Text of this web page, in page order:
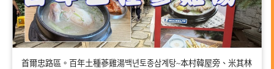
首爾忠路區。百年土種蔘雞湯백년토종삼계탕~本村韓屋旁、米其林